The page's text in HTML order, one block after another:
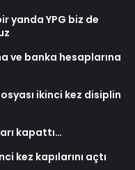
yanda YPG biz de
ve banka hesaplarına
ikinci kez disiplin
kapattı…
kez kapılarını açtı